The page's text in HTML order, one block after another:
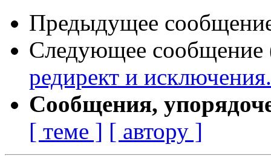
Предыдущее
Следующее сообщение
редирект и исключения.
Сообщения,
[ теме ] [ автору ]